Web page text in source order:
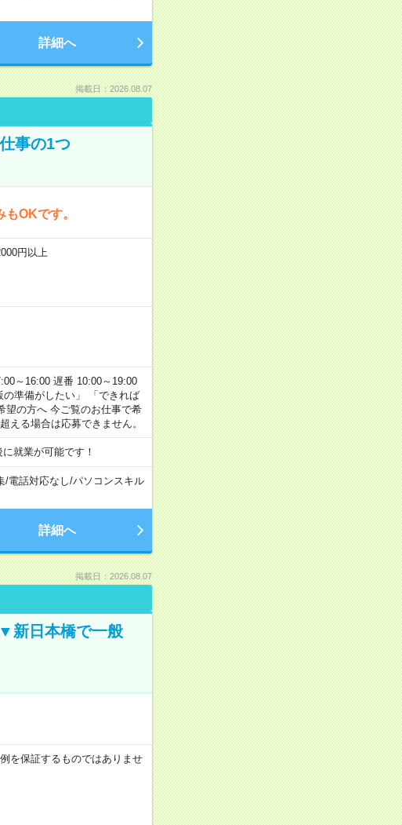
詳細へ
掲載日：2026.08.07
事の1つ
OKです。
円以上
～16:00 遅番 10:00～19:00
準備がしたい」 「できれば
の方へ 今ご覧のお仕事で希
える場合は応募できません。
就業が可能です！
/電話対応なし/パソコンスキル
詳細へ
掲載日：2026.08.07
新日本橋で一般
保証するものではありませ